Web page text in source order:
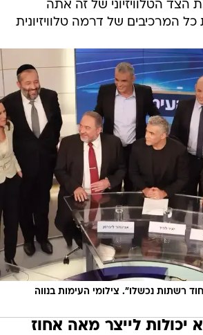
הטלוויזיוני של זה אתה
המרכיבים של דרמה טלוויזיונית
רשתות נכשלו". צילומי העימות בנווה
יכולות לייצר מאה אחוז